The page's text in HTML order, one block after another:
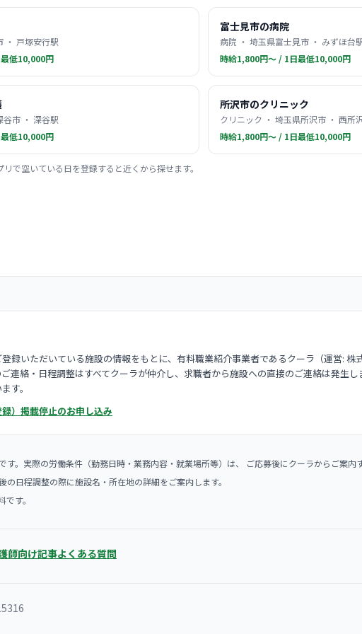
・ 戸塚安行駅
低10,000円
富士見市の病院
病院 ・ 埼玉県富士見市 ・ みずほ台
時給1,800円〜 / 1日最低10,000円
市 ・ 深谷駅
低10,000円
所沢市のクリニック
クリニック ・ 埼玉県所沢市 ・ 西所
時給1,800円〜 / 1日最低10,000円
で空いている日を登録すると近くから探せます。
録いただいている施設の情報をもとに、有料職業紹介事業者であるクーラ（運営:
連絡・日程調整はすべてクーラが仲介し、求職者から施設への直接のご連絡は発生
す。
） 掲載停止のお申し込み
す。実際の労働条件（勤務日時・業務内容・就業場所等）は、 ご応募後にクーラからご案内
日程調整の際に施設名・所在地の詳細をご案内します。
す。
師向け記事よくある質問